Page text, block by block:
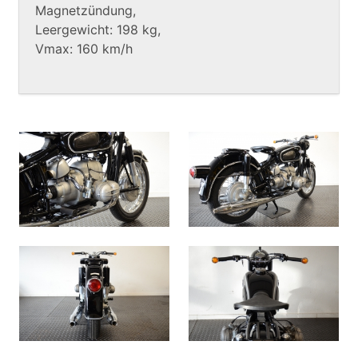
Magnetzündung,
Leergewicht: 198 kg,
Vmax: 160 km/h